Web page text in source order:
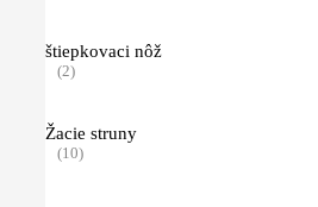
štiepkovaci nôž
(2)
Žacie struny
(10)